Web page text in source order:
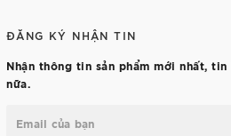
ĐĂNG KÝ NHẬN TIN
Nhận thông tin sản phẩm mới nhất, tin
nữa.